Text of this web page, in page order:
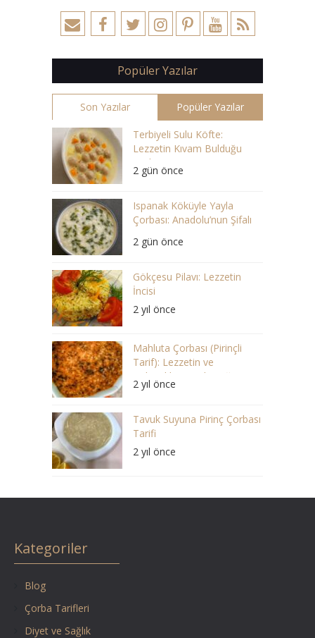
Popüler Yazılar
Son Yazılar Popüler Yazılar
Terbiyeli Sulu Köfte:
Lezzetin Kıvam Bulduğu
Çorba
2 gün önce
Ispanak Köküyle Yayla
Çorbası: Anadolu’nun Şifalı
2 gün önce
Gökçesu Pilavı: Lezzetin
İncisi
2 yıl önce
Mahluta Çorbası (Pirinçli
Tarif): Lezzetin ve
Geleneklerin Buluştuğu Bir
Ziyafet
2 yıl önce
Tavuk Suyuna Pirinç Çorbası
Tarifi
2 yıl önce
Kategoriler
Blog
Çorba Tarifleri
Diyet ve Sağlık